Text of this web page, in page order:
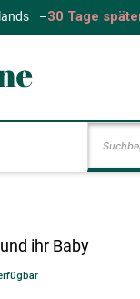
–30 Tage
ihr Baby